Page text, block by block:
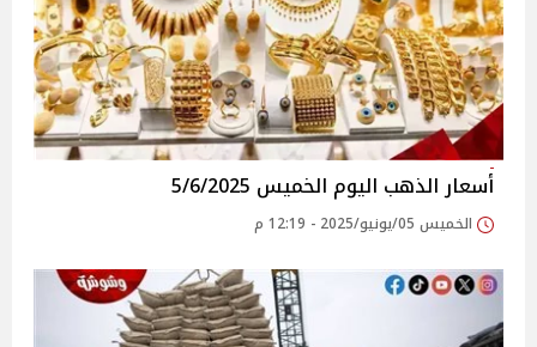
أسعار الذهب اليوم الخميس 5/6/2025
الخميس 05/يونيو/2025 - 12:19 م